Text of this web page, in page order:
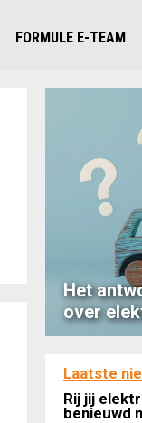
FORMULE E-TEAM
Het
over
Laatste
Rij jij
benieuwd